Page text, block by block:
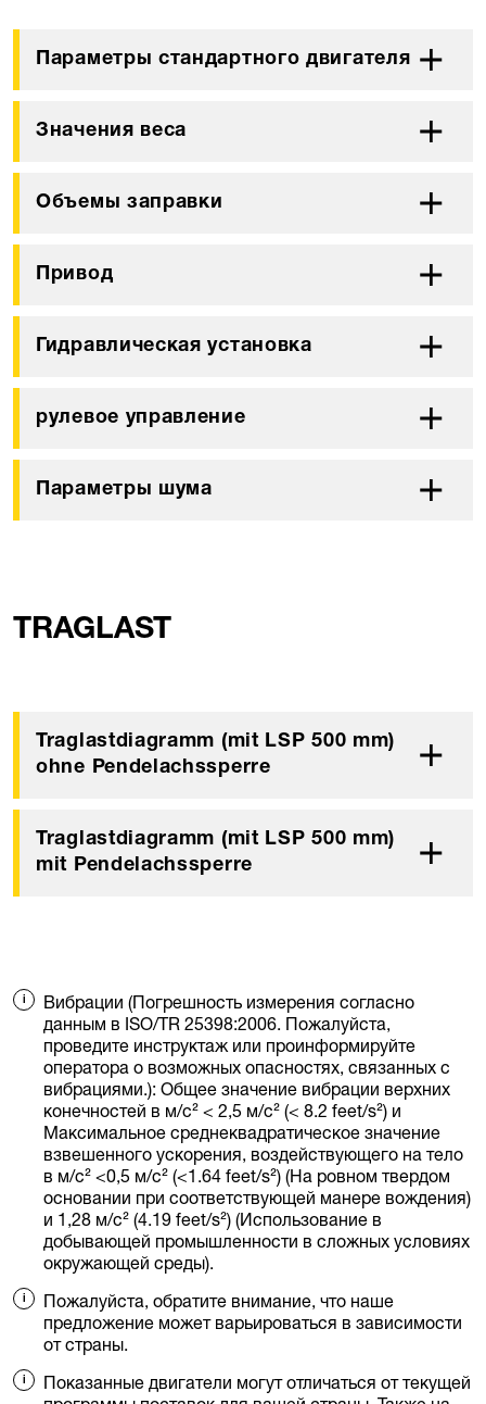
Параметры стандартного двигателя
Значения веса
Объемы заправки
Привод
Гидравлическая установка
рулевое управление
Параметры шума
TRAGLAST
Traglastdiagramm (mit LSP 500 mm)
ohne Pendelachssperre
Traglastdiagramm (mit LSP 500 mm)
mit Pendelachssperre
Вибрации (Погрешность измерения согласно
данным в ISO/TR 25398:2006. Пожалуйста,
проведите инструктаж или проинформируйте
оператора о возможных опасностях, связанных с
вибрациями.): Общее значение вибрации верхних
конечностей в м/с² < 2,5 м/с² (< 8.2 feet/s²) и
Максимальное среднеквадратическое значение
взвешенного ускорения, воздействующего на тело
в м/с² <0,5 м/с² (<1.64 feet/s²) (На ровном твердом
основании при соответствующей манере вождения)
и 1,28 м/с² (4.19 feet/s²) (Использование в
добывающей промышленности в сложных условиях
окружающей среды).
Пожалуйста, обратите внимание, что наше
предложение может варьироваться в зависимости
от страны.
Показанные двигатели могут отличаться от текущей